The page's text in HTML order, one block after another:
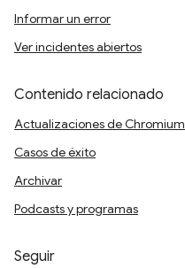
Informar un error
Ver incidentes abiertos
Contenido relacionado
Actualizaciones de Chromium
Casos de éxito
Archivar
Podcasts y programas
Seguir